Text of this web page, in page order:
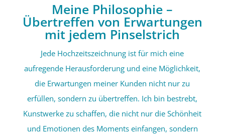
Meine Philosophie –
Übertreffen von Erwartungen
mit jedem Pinselstrich
Jede Hochzeitszeichnung ist für mich eine
aufregende Herausforderung und eine Möglichkeit,
die Erwartungen meiner Kunden nicht nur zu
erfüllen, sondern zu übertreffen. Ich bin bestrebt,
Kunstwerke zu schaffen, die nicht nur die Schönheit
und Emotionen des Moments einfangen, sondern